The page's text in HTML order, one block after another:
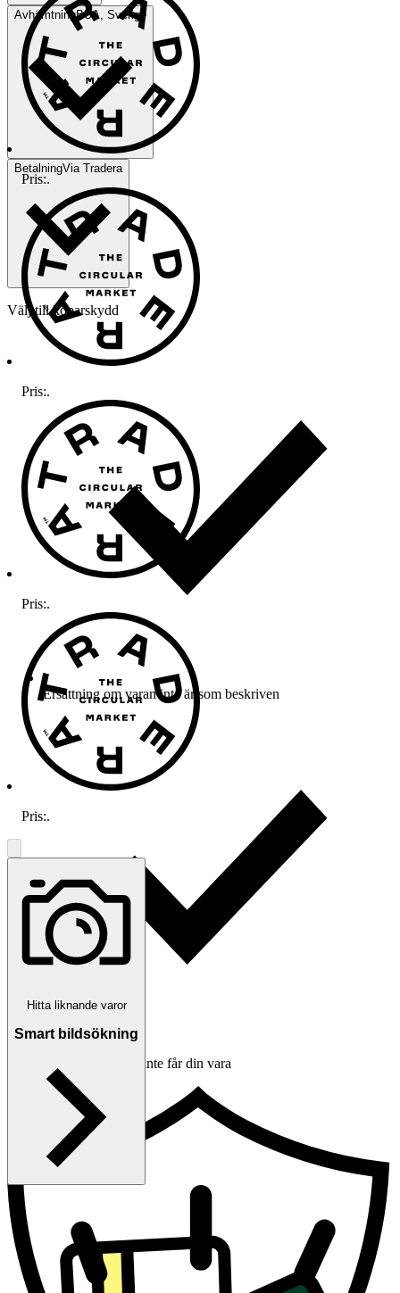
AvhämtningBUA, Sverige
BetalningVia Tradera
Välj till köparskydd
Ersättning om varan inte är som beskriven
Ersättning om du inte får din vara
Pris:.
Pris:.
Pris:.
Pris:.
Hitta liknande varor
Smart bildsökning